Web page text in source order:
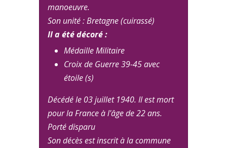
manoeuvre.
Son unité : Bretagne (cuirassé)
Il a été décoré :
Médaille Militaire
Croix de Guerre 39-45 avec
étoile (s)
Décédé le 03 juillet 1940. Il est mort
pour la France à l'âge de 22 ans.
Porté disparu
Son décès est inscrit à la commune